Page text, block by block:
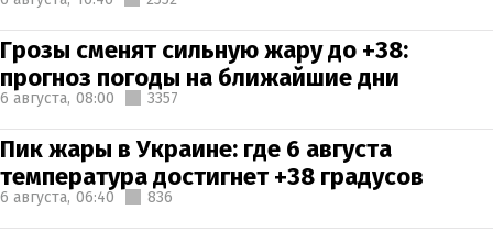
Грозы сменят сильную жару до +38:
прогноз погоды на ближайшие дни
6 августа, 08:00 3357
Пик жары в Украине: где 6 августа
температура достигнет +38 градусов
6 августа, 06:40 836